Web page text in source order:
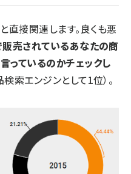
接関連します。良くも悪
販売されているあなたの商
っているのかチェックし
索エンジンとして1位）。